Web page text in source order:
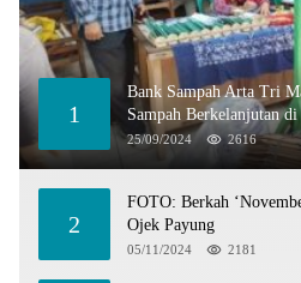
1
Bank Sampah Arta Tri
Sampah Berkelanjutan
25/09/2024 2616
2
FOTO: Berkah
Ojek Payung
05/11/2024 2181